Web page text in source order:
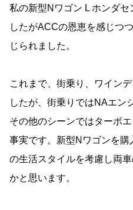
私の新型Nワゴン L ホンダ
したがACCの恩恵を感じつ
じられました。
これまで、街乗り、ワイン
したが、街乗りではNAエン
その他のシーンではターボ
事実です。新型Nワゴンを
の生活スタイルを考慮し両
かと思います。